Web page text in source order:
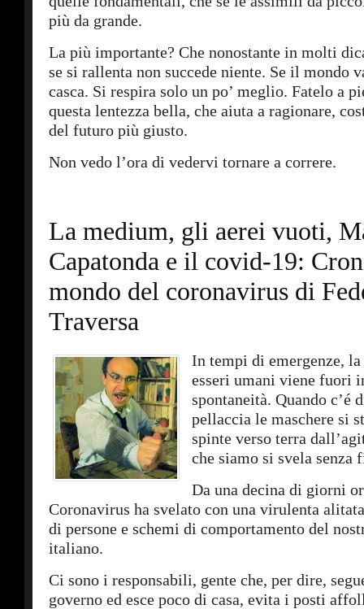
più da grande.
La più importante? Che nonostante in molti
se si rallenta non succede niente. Se il mondo
casca. Si respira solo un po’ meglio. Fatelo a
questa lentezza bella, che aiuta a ragionare,
del futuro più giusto.
Non vedo l’ora di vedervi tornare a correre.
La medium, gli aerei vuoti,
Capatonda e il covid-19:
mondo del coronavirus di
Traversa
In tempi di emergenze,
esseri umani viene fuori
spontaneità. Quando c’é
pellaccia le maschere si
spinte verso terra
che siamo si svela senza
Da una decina di giorni
Coronavirus ha svelato con una virulenta
di persone e schemi di comportamento del
italiano.
Ci sono i responsabili, gente che, per dire,
governo ed esce poco di casa, evita i posti